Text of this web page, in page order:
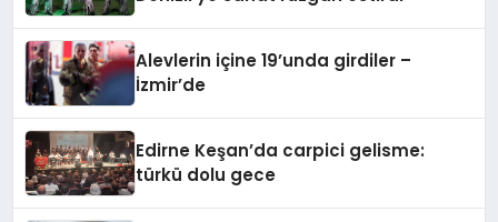
Alevlerin içine 19’unda girdiler –
İzmir’de
Edirne Keşan’da carpici gelisme:
türkü dolu gece